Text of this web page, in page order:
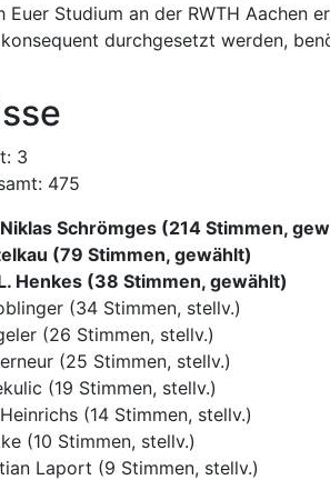
Euer Studium an der RWTH Aachen
durchgesetzt werden,
3
475
Schrömges (214 Stimmen,
(79 Stimmen, gewählt)
Henkes (38 Stimmen, gewählt)
(34 Stimmen, stellv.)
(26 Stimmen, stellv.)
(25 Stimmen, stellv.)
(19 Stimmen, stellv.)
(14 Stimmen, stellv.)
(10 Stimmen, stellv.)
Laport (9 Stimmen, stellv.)